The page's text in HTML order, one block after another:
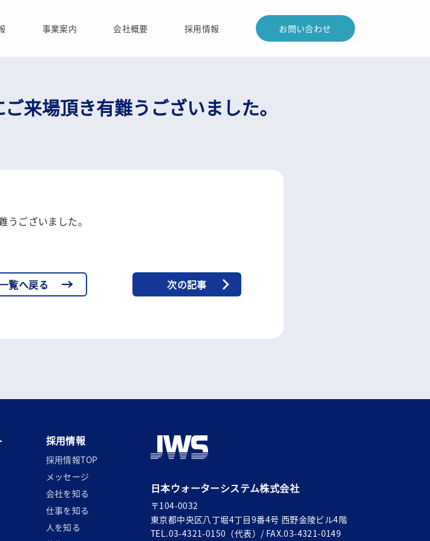
事業案内 会社概要 採用情報 お問い合わせ
来場頂き有難うございました。
ございました。
覧へ戻る 次の記事
採用情報
採用情報TOP
メッセージ
会社を知る
仕事を知る
人を知る
日本ウォーターシステム株式会社
〒104-0032
東京都中央区八丁堀4丁目9番4号 西野金陵ビル4階
TEL.03-4321-0150（代表）/ FAX.03-4321-0149